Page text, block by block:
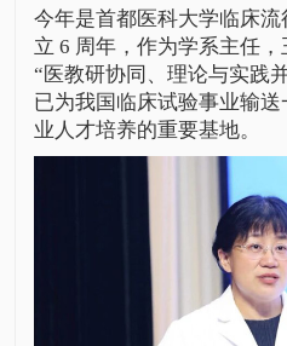
今年是首都医科大学临床
立 6 周年，作为学系主任，
“医教研协同、理论与实践
已为我国临床试验事业输
业人才培养的重要基地。